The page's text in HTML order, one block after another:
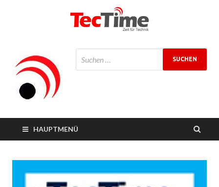
TecTime
HAUPTMENÜ